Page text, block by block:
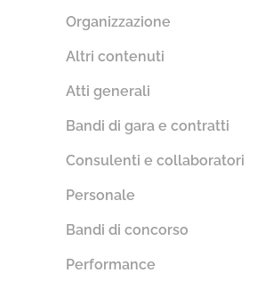
Organizzazione
Altri contenuti
Atti generali
Bandi di gara e contratti
Consulenti e collaboratori
Personale
Bandi di concorso
Performance